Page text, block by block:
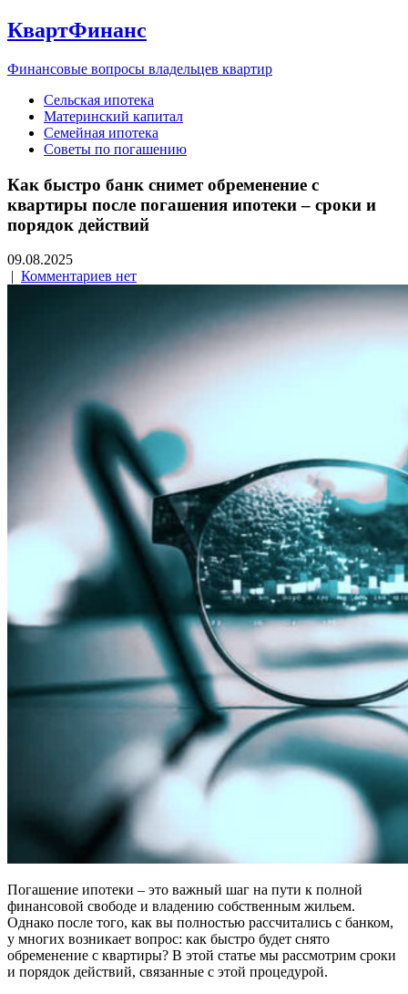
КвартФинанс
Финансовые вопросы владельцев квартир
Сельская ипотека
Материнский капитал
Семейная ипотека
Советы по погашению
Как быстро банк снимет обременение с
квартиры после погашения ипотеки – сроки и
порядок действий
09.08.2025
| Комментариев нет
Погашение ипотеки – это важный шаг на пути к полной
финансовой свободе и владению собственным жильем.
Однако после того, как вы полностью рассчитались с банком,
у многих возникает вопрос: как быстро будет снято
обременение с квартиры? В этой статье мы рассмотрим сроки
и порядок действий, связанные с этой процедурой.